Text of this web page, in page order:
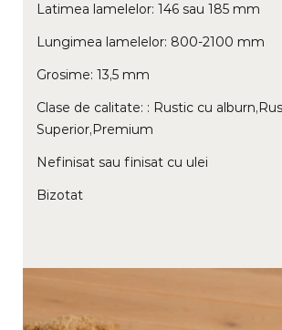
Latimea lamelelor: 146 sau 185 mm
Lungimea lamelelor: 800-2100 mm
Grosime: 13,5 mm
Clase de calitate: : Rustic cu
Superior,Premium
Nefinisat sau finisat cu ulei
Bizotat